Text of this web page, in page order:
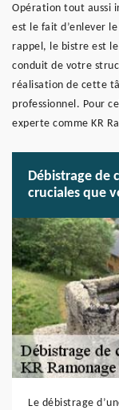
Opération tout aussi
est le fait d’enlever
rappel, le bistre est
conduit de votre
réalisation de cette
professionnel. Pour
experte comme KR
Débistrage de
cruciales que
Le débistrage